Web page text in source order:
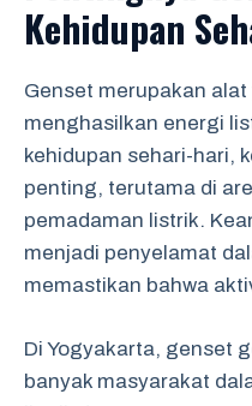
Kehidupan
Genset merupakan
menghasilkan energi
kehidupan sehari-hari,
penting, terutama di
pemadaman listrik.
menjadi penyelamat
memastikan bahwa
Di Yogyakarta, genset
banyak masyarakat